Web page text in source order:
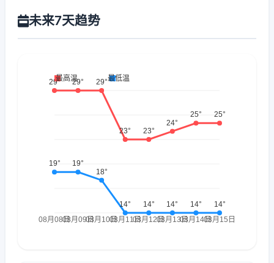
未来7天趋势